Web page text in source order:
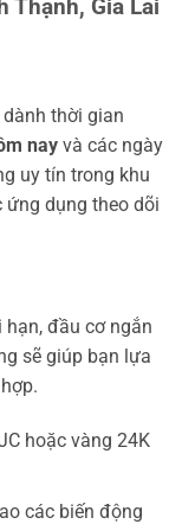
Thạnh, Gia Lai
thời gian
nay và các ngày
uy tín trong khu
ứng dụng theo dõi
đầu cơ ngắn
sẽ giúp bạn lựa
hoặc vàng 24K
các biến động